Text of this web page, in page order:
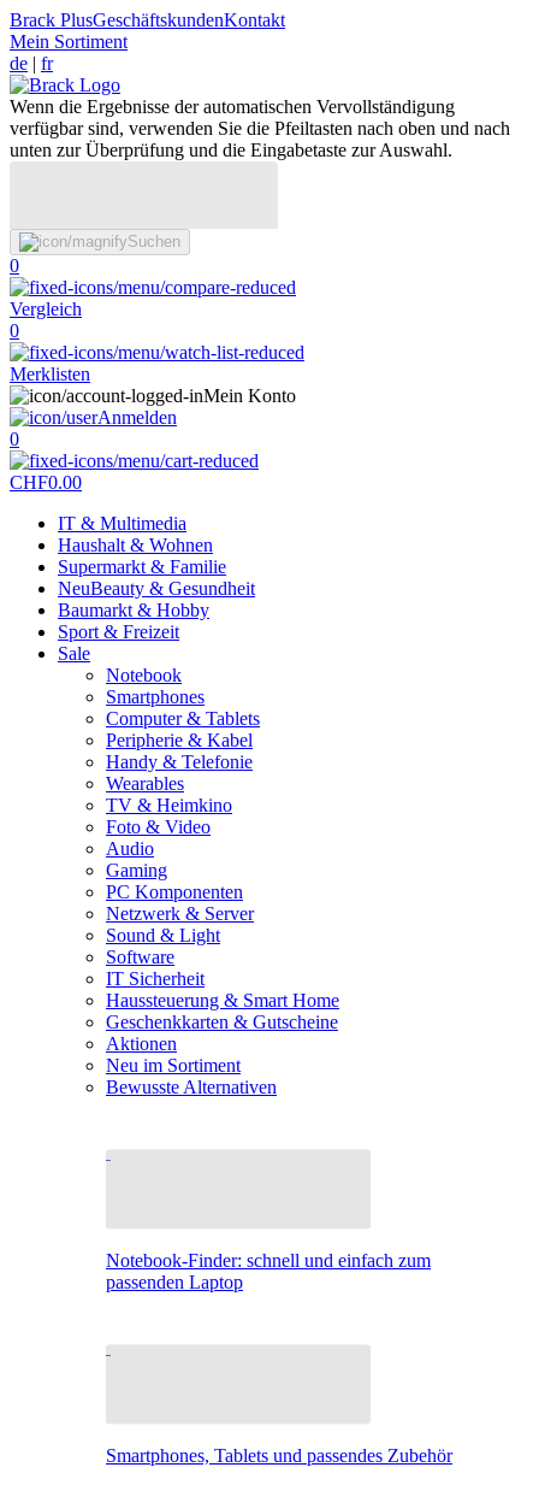
Brack PlusGeschäftskundenKontakt
Mein Sortiment
de | fr
Wenn die Ergebnisse der automatischen Vervollständigung
verfügbar sind, verwenden Sie die Pfeiltasten nach oben und nach
unten zur Überprüfung und die Eingabetaste zur Auswahl.
Suchen
0
Vergleich
0
Merklisten
Mein Konto
Anmelden
0
CHF0.00
IT & Multimedia
Haushalt & Wohnen
Supermarkt & Familie
NeuBeauty & Gesundheit
Baumarkt & Hobby
Sport & Freizeit
Sale
Notebook
Smartphones
Computer & Tablets
Peripherie & Kabel
Handy & Telefonie
Wearables
TV & Heimkino
Foto & Video
Audio
Gaming
PC Komponenten
Netzwerk & Server
Sound & Light
Software
IT Sicherheit
Haussteuerung & Smart Home
Geschenkkarten & Gutscheine
Aktionen
Neu im Sortiment
Bewusste Alternativen
Notebook-Finder: schnell und einfach zum
passenden Laptop
Smartphones, Tablets und passendes Zubehör